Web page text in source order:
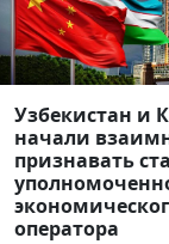
Узбекистан и
начали
признавать
оператора